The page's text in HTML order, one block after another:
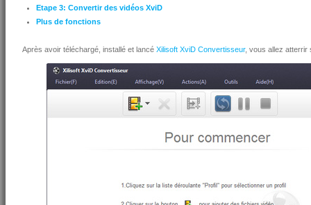
Etape 3: Convertir des vidéos XviD
Plus de fonctions
Après avoir téléchargé, installé et lancé Xilisoft XviD Convertisseur, vous allez atterrir